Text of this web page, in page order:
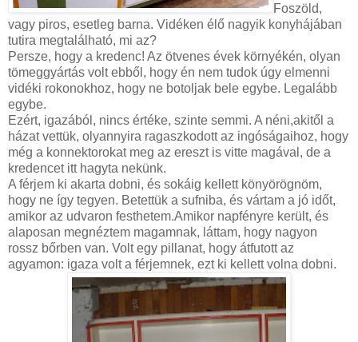
Foszöld,
vagy piros, esetleg barna. Vidéken élő nagyik konyhájában
tutira megtalálható, mi az?
Persze, hogy a kredenc! Az ötvenes évek környékén, olyan
tömeggyártás volt ebből, hogy én nem tudok úgy elmenni
vidéki rokonokhoz, hogy ne botoljak bele egybe. Legalább
egybe.
Ezért, igazából, nincs értéke, szinte semmi. A néni,akitől a
házat vettük, olyannyira ragaszkodott az ingóságaihoz, hogy
még a konnektorokat meg az ereszt is vitte magával, de a
kredencet itt hagyta nekünk.
A férjem ki akarta dobni, és sokáig kellett könyörögnöm,
hogy ne így tegyen. Betettük a sufniba, és vártam a jó időt,
amikor az udvaron festhetem.Amikor napfényre került, és
alaposan megnéztem magamnak, láttam, hogy nagyon
rossz bőrben van. Volt egy pillanat, hogy átfutott az
agyamon: igaza volt a férjemnek, ezt ki kellett volna dobni.